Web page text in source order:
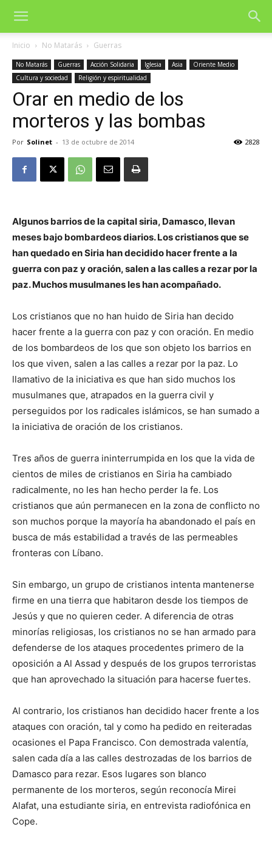
Inicio No Matarás Guerras
No Matarás Guerras Acción Solidaria Iglesia Asia
Oriente Medio
Cultura y sociedad
Religión y espiritualidad
Orar en medio de los
morteros y las bombas
Por Solinet - 13 de octubre de 2014 2828
Algunos barrios de la capital siria, Damasco, llevan
meses bajo bombardeos diarios. Los cristianos que se
han quedado en Siria han decidido hacer frente a la
guerra con paz y oración, salen a las calles a rezar por la
paz. Muchos musulmanes les han acompañado.
Los cristianos que no han huido de Siria han decido
hacer frente a la guerra con paz y con oración. En medio
de los bombardeos de los que son objeto los barrios en
los que viven, salen a las calles a rezar por la paz. Lo
llamativo de la iniciativa es que han sido muchos los
musulmanes que, atrapados en la guerra civil y
perseguidos por los radicales islámicos, se han sumado a
la iniciativa de oración de los cristianos.
Tres años de guerra ininterrumpida en los que la vida de
cientos de miles de cristianos en Siria ha cambiado
radicalmente, no les han hecho perder la fe. Los
cristianos que aún permanecen en la zona de conflicto no
son muchos porque la mayoría ha abandonado el país en
busca de más estabilidad a través de las permeables
fronteras con Líbano.
Sin embargo, un grupo de cristianos intenta mantenerse
firme en una tierra que habitaron desde los tiempos de
Jesús y que no quieren ceder. A diferencia de otras
minorías religiosas, los cristianos no se han armado para
defenderse de los ataques procedentes primero de la
oposición a Al Assad y después de los grupos terroristas
que han aprovechado la situación para hacerse fuertes.
Al contrario, los cristianos han decidido hacer frente a los
ataques con oración, tal y como ha pedido en reiteradas
ocasiones el Papa Francisco. Con demostrada valentía,
salen cada día a las calles destrozadas de los barrios de
Damasco para rezar. Esos lugares son blanco
permanente de los morteros, según reconocía Mirei
Alafat, una estudiante siria, en entrevista radiofónica en
Cope.